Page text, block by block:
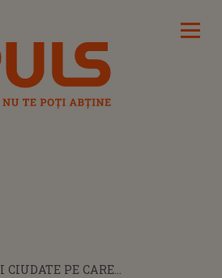
CIUDATE PE CARE